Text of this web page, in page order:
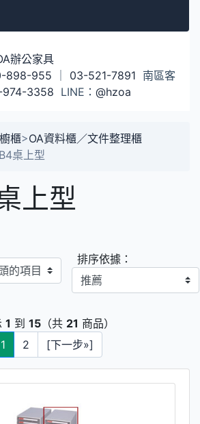
898-955 03-521-7891 南區客
974-3358 LINE： @hzoa
櫃>OA資料櫃／文件整理櫃
桌上型
上型
項目 排序依據：
1 到 15（共 21 商品）
1
2 [下一步»]